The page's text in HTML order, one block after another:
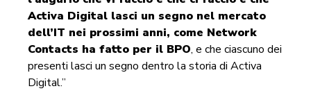
Activa Digital lasci un segno nel mercato
dell’IT nei prossimi anni, come Network
Contacts ha fatto per il BPO, e che ciascuno dei
presenti lasci un segno dentro la storia di Activa
Digital.”